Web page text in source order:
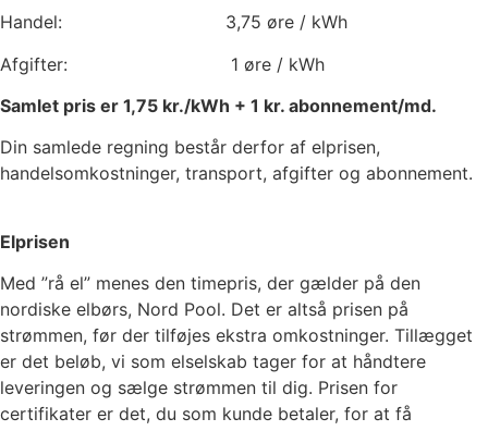
Handel: 3,75 øre / kWh
Afgifter: 1 øre / kWh
Samlet pris er 1,75 kr./kWh + 1 kr. abonnement/md.
Din samlede regning består derfor af elprisen,
handelsomkostninger, transport, afgifter og abonnement.
Elprisen
Med ”rå el” menes den timepris, der gælder på den
nordiske elbørs, Nord Pool. Det er altså prisen på
strømmen, før der tilføjes ekstra omkostninger. Tillægget
er det beløb, vi som elselskab tager for at håndtere
leveringen og sælge strømmen til dig. Prisen for
certifikater er det, du som kunde betaler, for at få